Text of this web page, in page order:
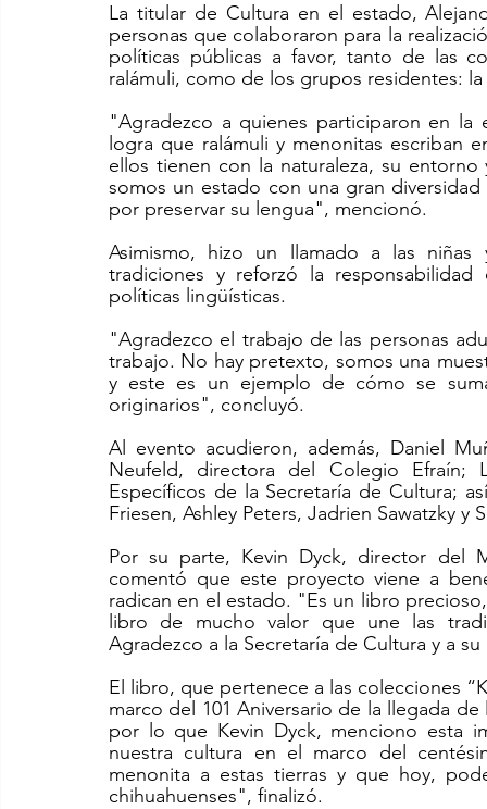
La titular de Cultura en el estado,
personas que colaboraron para la
políticas públicas a favor, tanto de las
ralámuli, como de los grupos residentes:
"Agradezco a quienes participaron en
logra que ralámuli y menonitas escriban
ellos tienen con la naturaleza, su
somos un estado con una gran
por preservar su lengua", mencionó.
Asimismo, hizo un llamado a las
tradiciones y reforzó la
políticas lingüísticas.
"Agradezco el trabajo de las personas
trabajo. No hay pretexto, somos una
y este es un ejemplo de cómo se
originarios", concluyó.
Al evento acudieron, además, Daniel
Neufeld, directora del Colegio Efraín;
Específicos de la Secretaría de Cultura;
Friesen, Ashley Peters, Jadrien Sawatzky y
Por su parte, Kevin Dyck, director del
comentó que este proyecto viene a
radican en el estado. "Es un libro
libro de mucho valor que une las
Agradezco a la Secretaría de Cultura y a
El libro, que pertenece a las colecciones
marco del 101 Aniversario de la llegada
por lo que Kevin Dyck, menciono esta
nuestra cultura en el marco del
menonita a estas tierras y que hoy,
chihuahuenses", finalizó.